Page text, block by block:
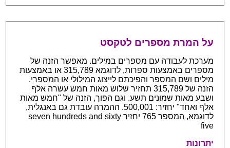
על המרת מספרים לטקסט
מערכת לעבודה עם מספרים במילים. מאפשר הזנה של
מספרים באמצעות ספרות, לדוגמא 315,789 או באמצעות
מילים ושם המספר והפיכתם לייצוג המילולי או המספרי.
הזנה של 315,789 תחזיר שלוש מאות חמש עשרה אלף
ושבע מאות שמונים תשע. וגם הפוך, הזנה של "חמש מאות
אלף ואחד" יחזיר: 500,001. ההמרה עובדת גם באנגלית,
לדוגמא, המספר 765 יחזיר seven hundreds and sixty
five
יתרונות